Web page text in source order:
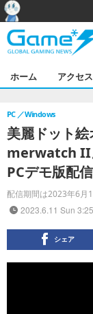
ホーム アクセ
美麗ドット
merwatch II
PCデモ版配
配信期間は2023年6月
PC Windows
2023.6.11 Sun 3:25
シェア